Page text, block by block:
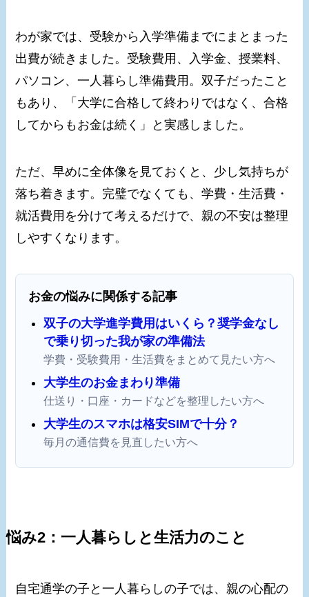
わが家では、受験から入学準備までにまとまった
出費が続きました。受験費用、入学金、授業料、
パソコン、一人暮らし準備費用。双子だったこと
もあり、「大学に合格して終わりではなく、合格
してからもお金は続く」と実感しました。
ただ、早めに全体像を見ておくと、少し気持ちが
落ち着きます。完璧でなくても、学費・生活費・
就活費用を分けて考えるだけで、親の不安は整理
しやすくなります。
お金の悩みに関係する記事
双子の大学進学費用はいくら？奨学金なし
で乗り切った我が家の準備法
学費・受験費用・生活費をまとめて見たい方へ
大学生のお金まわり準備
仕送り・口座・カードなどを整理したい方へ
大学生のスマホは格安SIMで十分？
毎月の通信費を見直したい方へ
悩み2：一人暮らしと生活力のこと
自宅通学の子と一人暮らしの子では、親の心配の